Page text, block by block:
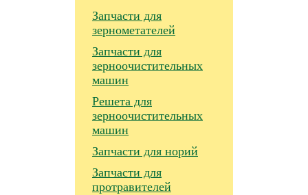
Запчасти для
зернометателей
Запчасти для
зерноочистительных
машин
Решета для
зерноочистительных
машин
Запчасти для норий
Запчасти для
протравителей